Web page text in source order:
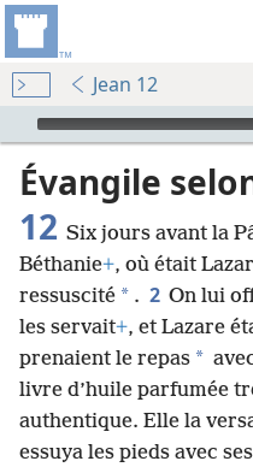
Jean 12
Audio Player
Évangile
12 Six jours avant la
Béthanie+, où était
ressuscité * . 2 On lui
les servait+, et Lazare
prenaient le repas *
livre d’huile parfumée
authentique. Elle la
essuya les pieds avec